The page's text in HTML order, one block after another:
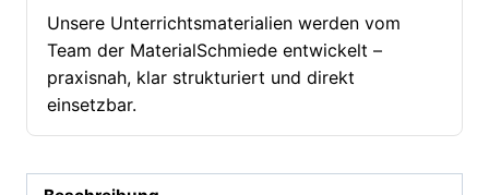
Arbeitsblätter)
[Digital]
Menge
Unsere Unterrichtsmaterialien werden vom
Team der MaterialSchmiede entwickelt –
praxisnah, klar strukturiert und direkt
einsetzbar.